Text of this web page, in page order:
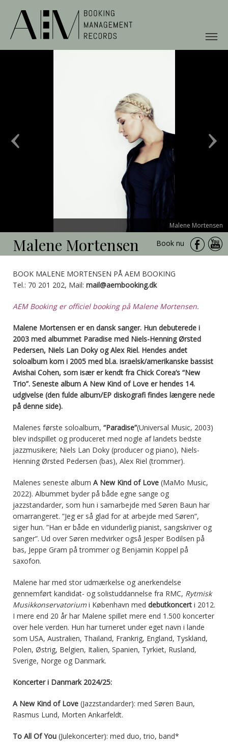
Malene Mortensen
Malene Mortensen Book nu
BOOK MALENE MORTENSEN PÅ AEM BOOKING
Tel.: 70 201 202, Mail: mail@aembooking.dk
AEM Booking er officiel booking på Malene Mortensen.
Malene Mortensen er en dansk sanger. Hun debuterede i
2003 med albummet Paradise med Niels-Henning Ørsted
Pedersen, Niels Lan Doky og Alex Riel. Hendes andet
soloalbum kom i 2005 med bl.a. israelsk/amerikanske bassist
Avishai Cohen, som især er kendt fra Chick Corea’s “New
Trio”. Seneste album A New Kind of Love er hendes 14.
udgivelse (den fulde album/EP diskografi findes længere nede
på denne side).
Malenes første soloalbum, “Paradise”(Universal Music, 2003)
blev indspillet og produceret med nogle af landets bedste
jazzmusikere; Niels Lan Doky (producer og piano), Niels-
Henning Ørsted Pedersen (bas), Alex Riel (trommer).
Malenes seneste album A New Kind of Love (MaMo Music,
2022). Albummet byder på både egne sange og
jazzstandarder, som hun i samarbejde med Søren Baun har
omarrangeret. ”Jeg er så glad for at arbejde med Søren”,
siger hun. ”Han er både en vidunderlig pianist, sangskriver og
sanger”. Ud over Søren medvirker også Jesper Bodilsen på
bas, Jeppe Gram på trommer og Benjamin Koppel på
saxofon.
Malene har med stor udmærkelse og anerkendelse
gennemført kandidat- og solistuddannelse fra RMC, Rytmisk
Musikkonservatoriumi København med debutkoncert i 2012.
I mere end 20 år har Malene spillet mere end 1.500 koncerter
over hele verden. Hun har turneret under eget navn i lande
som USA, Australien, Thailand, Frankrig, England, Tyskland,
Polen, Østrig, Belgien, Italien, Spanien, Tyrkiet, Rusland,
Sverige, Norge og Danmark.
Koncerter i Danmark 2024/25:
A New Kind of Love (Jazzstandarder): med Søren Baun,
Rasmus Lund, Morten Ankarfeldt.
To All Of You (Julekoncerter): med duo, trio, band*